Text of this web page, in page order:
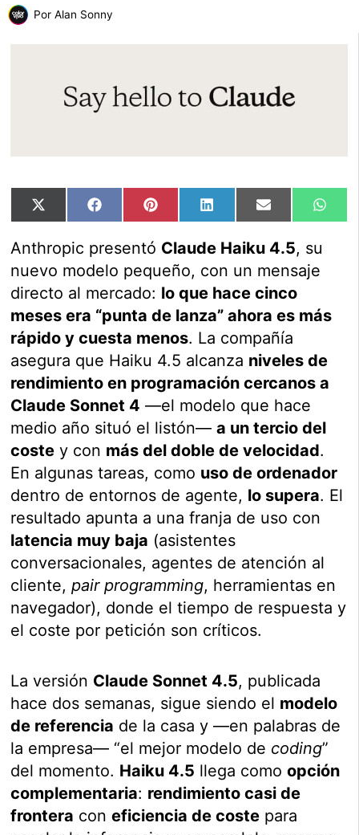
Por Alan Sonny
Compartir
en
X
(Twitter)
Compartir
en
FacebookCompartir
en
PinterestCompartir
en
LinkedInCompartir
en
Email
en
Anthropic presentó Claude Haiku 4.5, su
nuevo modelo pequeño, con un mensaje
directo al mercado: lo que hace cinco
meses era “punta de lanza” ahora es más
rápido y cuesta menos. La compañía
asegura que Haiku 4.5 alcanza niveles de
rendimiento en programación cercanos a
Claude Sonnet 4 —el modelo que hace
medio año situó el listón—a un tercio del
coste y con más del doble de velocidad.
En algunas tareas, como uso de ordenador
dentro de entornos de agente, lo supera. El
resultado apunta a una franja de uso con
latencia muy baja (asistentes
conversacionales, agentes de atención al
cliente,pair programming, herramientas en
navegador), donde el tiempo de respuesta y
el coste por petición son críticos.
La versión Claude Sonnet 4.5, publicada
hace dos semanas, sigue siendo el modelo
de referencia de la casa y —en palabras de
la empresa— “el mejor modelo de coding”
del momento. Haiku 4.5 llega comoopción
complementaria: rendimiento casi de
frontera coneficiencia de coste para